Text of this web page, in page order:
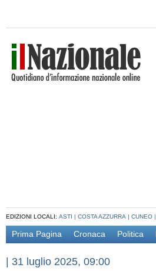
EDIZIONI LOCALI: ASTI | COSTA AZZURRA | CUNEO |
Prima Pagina Cronaca Politica
| 31 luglio 2025, 09:00